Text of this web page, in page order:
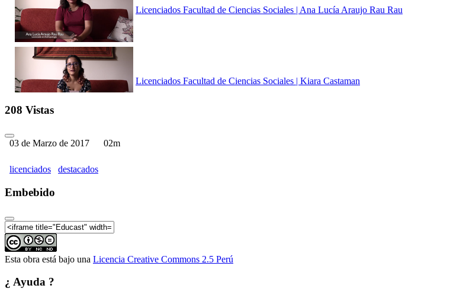
Licenciados Facultad de Ciencias Sociales | Ana Lucía Araujo Rau Rau
Licenciados Facultad de Ciencias Sociales | Kiara Castaman
208 Vistas
03 de Marzo de 2017 02m
licenciados destacados
Embebido
Esta obra está bajo una Licencia Creative Commons 2.5 Perú
¿ Ayuda ?